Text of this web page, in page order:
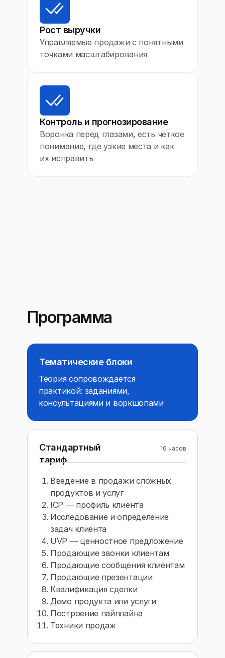
Рост выручки
Управляемые продажи с понятными
точками масштабирования
Контроль и прогнозирование
Воронка перед глазами, есть четкое
понимание, где узкие места и как
их исправить
Программа
Теория сопровождается
практикой: заданиями,
консультациями и воркшопами
Введение в продажи сложных
продуктов и услуг
ICP — профиль клиента
Исследование и определение
задач клиента
UVP — ценностное предложение
Продающие звонки клиентам
Продающие сообщения клиентам
Продающие презентации
Квалификация сделки
Демо продукта или услуги
Построение пайплайна
Техники продаж
16 часов
Стандартный
тариф
Тематические блоки